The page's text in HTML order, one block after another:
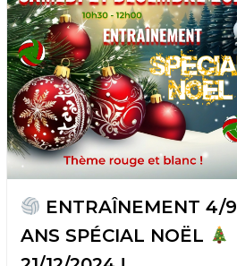
ENTRAÎNEMENT 4/9
ANS SPÉCIAL NOËL